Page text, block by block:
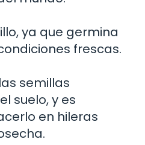
ya que germina
frescas.
semillas
suelo, y es
en hileras